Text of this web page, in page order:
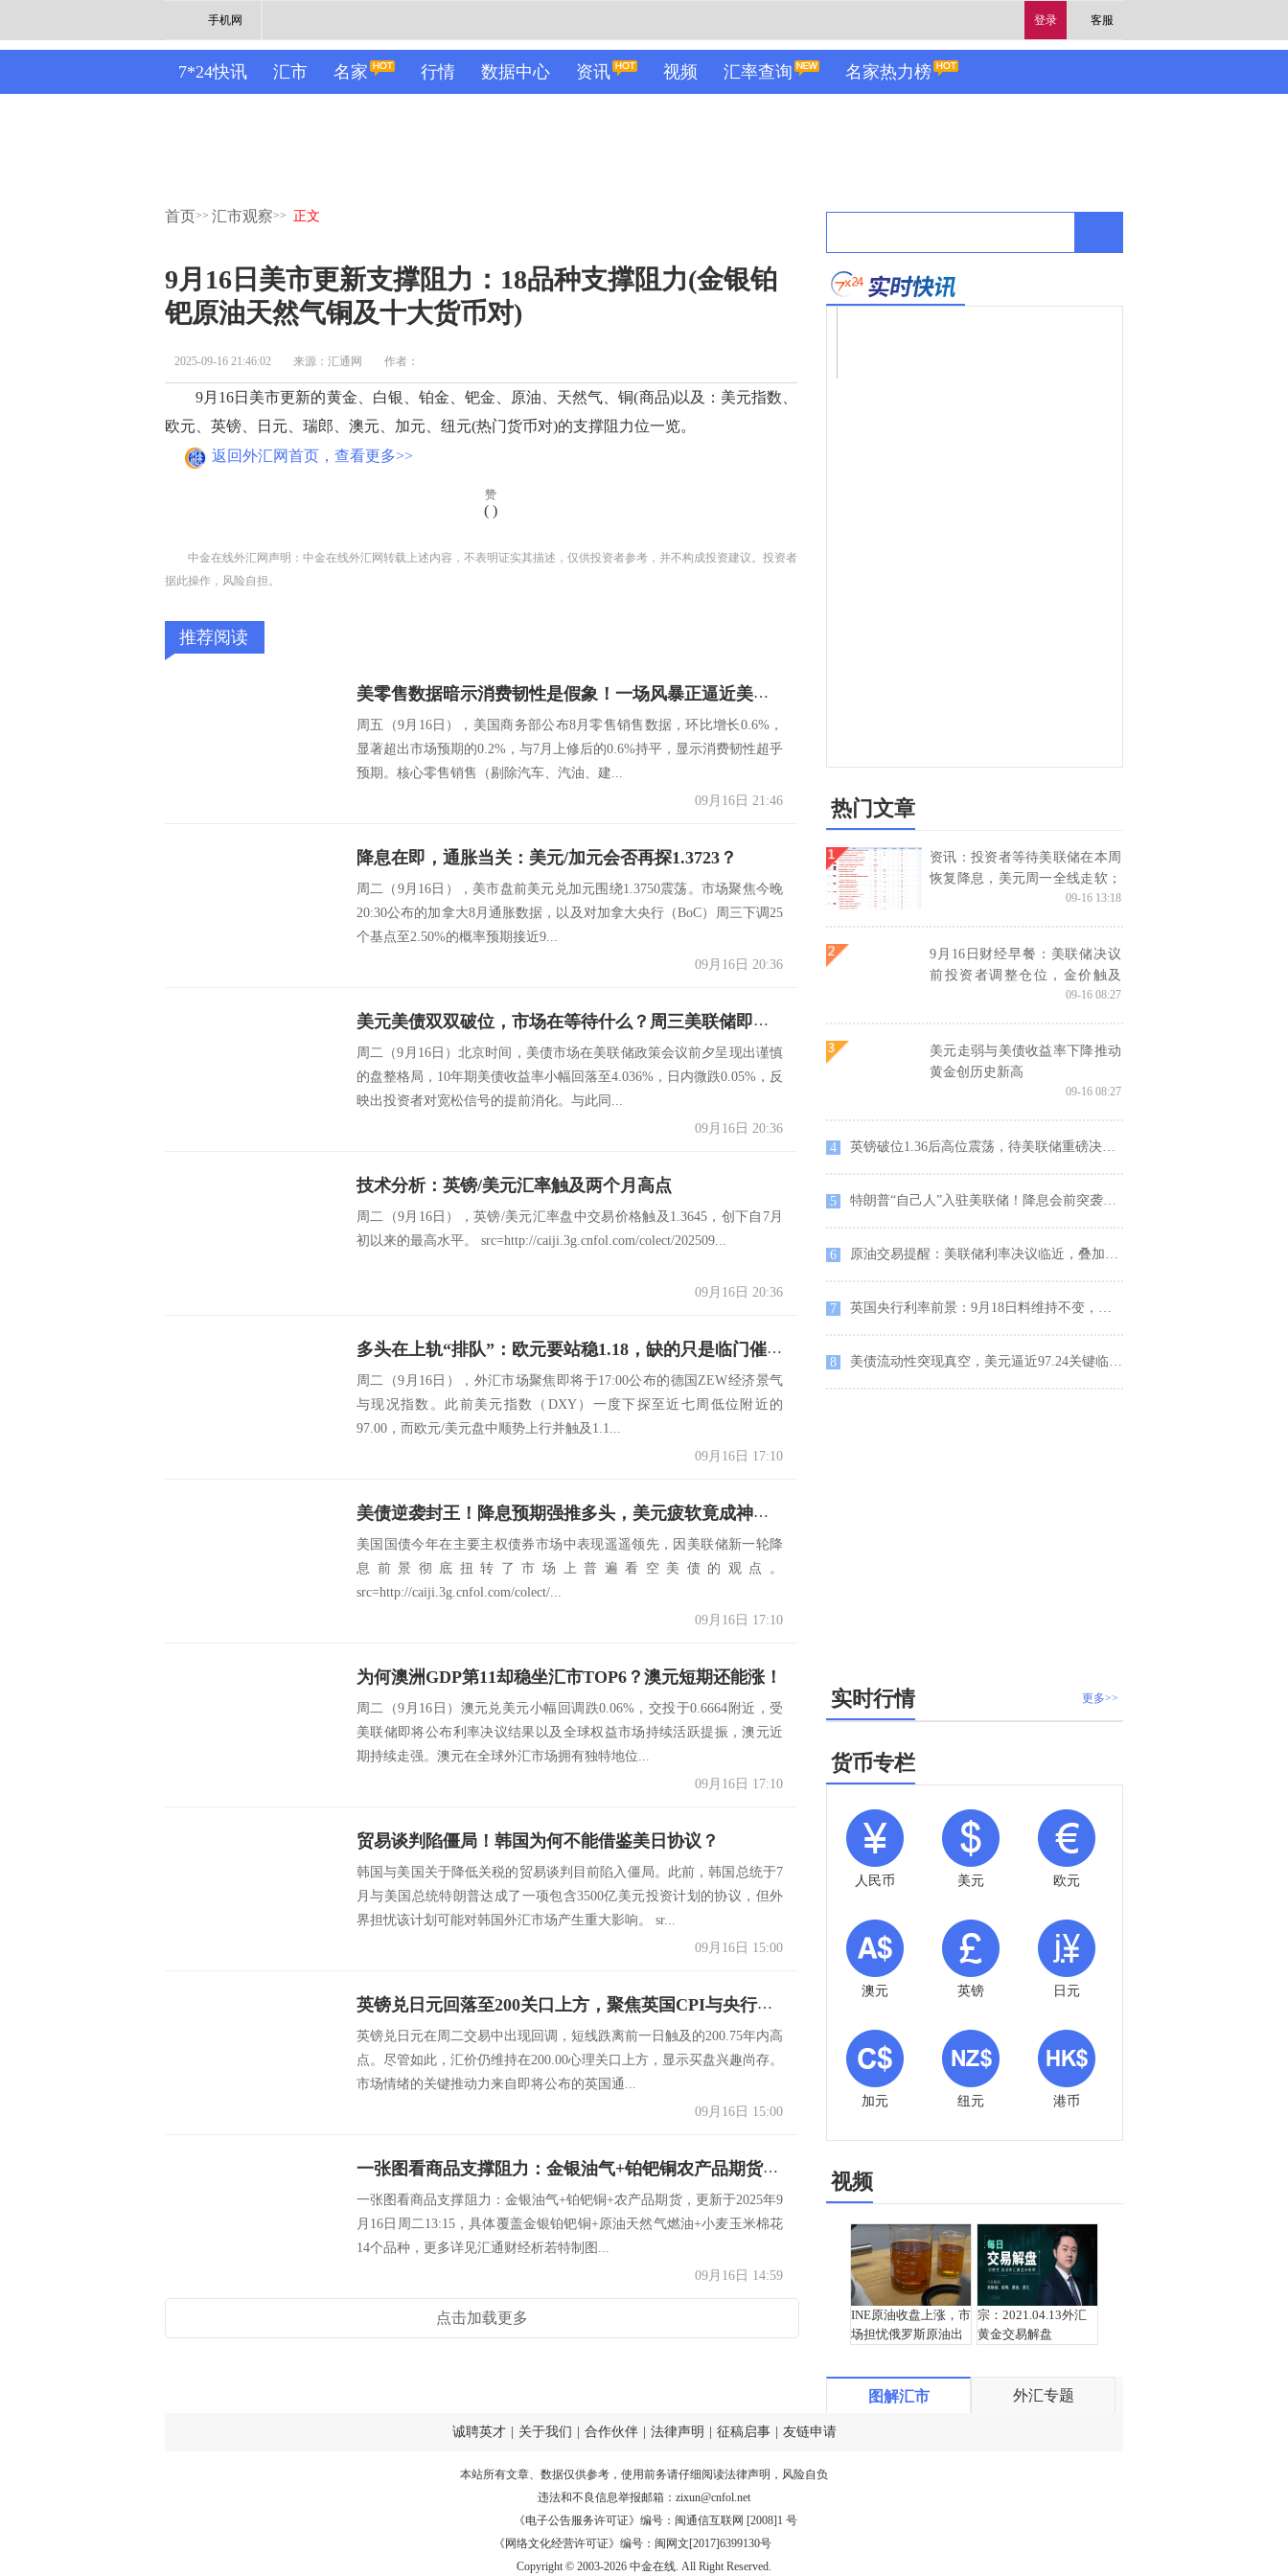
登录 客服
手机网
7*24快讯 汇市 名家 行情 数据中心 资讯 视频 汇率查询 名家热力榜
首页>> 汇市观察>> 正文
9月16日美市更新支撑阻力：18品种支撑阻力(金银铂
钯原油天然气铜及十大货币对)
2025-09-16 21:46:02 来源：汇通网 作者：
9月16日美市更新的黄金、白银、铂金、钯金、原油、天然气、铜(商品)以及：美元指数、
欧元、英镑、日元、瑞郎、澳元、加元、纽元(热门货币对)的支撑阻力位一览。
返回外汇网首页，查看更多>>
赞
( )
中金在线外汇网声明：中金在线外汇网转载上述内容，不表明证实其描述，仅供投资者参考，并不构成投资建议。投资者
据此操作，风险自担。
推荐阅读
美零售数据暗示消费韧性是假象！一场风暴正逼近美联储决议！
周五（9月16日），美国商务部公布8月零售销售数据，环比增长0.6%，
显著超出市场预期的0.2%，与7月上修后的0.6%持平，显示消费韧性超乎
预期。核心零售销售（剔除汽车、汽油、建...
09月16日 21:46
降息在即，通胀当关：美元/加元会否再探1.3723？
周二（9月16日），美市盘前美元兑加元围绕1.3750震荡。市场聚焦今晚
20:30公布的加拿大8月通胀数据，以及对加拿大央行（BoC）周三下调25
个基点至2.50%的概率预期接近9...
09月16日 20:36
美元美债双双破位，市场在等待什么？周三美联储即将引爆变盘！
周二（9月16日）北京时间，美债市场在美联储政策会议前夕呈现出谨慎
的盘整格局，10年期美债收益率小幅回落至4.036%，日内微跌0.05%，反
映出投资者对宽松信号的提前消化。与此同...
09月16日 20:36
技术分析：英镑/美元汇率触及两个月高点
周二（9月16日），英镑/美元汇率盘中交易价格触及1.3645，创下自7月
初以来的最高水平。 src=http://caiji.3g.cnfol.com/colect/202509...
09月16日 20:36
多头在上轨“排队”：欧元要站稳1.18，缺的只是临门催化？
周二（9月16日），外汇市场聚焦即将于17:00公布的德国ZEW经济景气
与现况指数。此前美元指数（DXY）一度下探至近七周低位附近的
97.00，而欧元/美元盘中顺势上行并触及1.1...
09月16日 17:10
美债逆袭封王！降息预期强推多头，美元疲软竟成神助攻
美国国债今年在主要主权债券市场中表现遥遥领先，因美联储新一轮降
息前景彻底扭转了市场上普遍看空美债的观点。
src=http://caiji.3g.cnfol.com/colect/...
09月16日 17:10
为何澳洲GDP第11却稳坐汇市TOP6？澳元短期还能涨！
周二（9月16日）澳元兑美元小幅回调跌0.06%，交投于0.6664附近，受
美联储即将公布利率决议结果以及全球权益市场持续活跃提振，澳元近
期持续走强。澳元在全球外汇市场拥有独特地位...
09月16日 17:10
贸易谈判陷僵局！韩国为何不能借鉴美日协议？
韩国与美国关于降低关税的贸易谈判目前陷入僵局。此前，韩国总统于7
月与美国总统特朗普达成了一项包含3500亿美元投资计划的协议，但外
界担忧该计划可能对韩国外汇市场产生重大影响。 sr...
09月16日 15:00
英镑兑日元回落至200关口上方，聚焦英国CPI与央行决议
英镑兑日元在周二交易中出现回调，短线跌离前一日触及的200.75年内高
点。尽管如此，汇价仍维持在200.00心理关口上方，显示买盘兴趣尚存。
市场情绪的关键推动力来自即将公布的英国通...
09月16日 15:00
一张图看商品支撑阻力：金银油气+铂钯铜农产品期货(2025年9月16日)
一张图看商品支撑阻力：金银油气+铂钯铜+农产品期货，更新于2025年9
月16日周二13:15，具体覆盖金银铂钯铜+原油天然气燃油+小麦玉米棉花
14个品种，更多详见汇通财经析若特制图...
09月16日 14:59
点击加载更多
热门文章
资讯：投资者等待美联储在本周
恢复降息，美元周一全线走软；
金价再创新高，逼近3700
09-16 13:18
9月16日财经早餐：美联储决议
前投资者调整仓位，金价触及
3685附近，美国再次袭击委内瑞
09-16 08:27
美元走弱与美债收益率下降推动
黄金创历史新高
09-16 08:27
4 英镑破位1.36后高位震荡，待美联储重磅决议定乾坤
5 特朗普“自己人”入驻美联储！降息会前突袭，美联储独立性拉响警报
6 原油交易提醒：美联储利率决议临近，叠加地缘局势共同支撑油价向上反弹，等待压力测试
7 英国央行利率前景：9月18日料维持不变，降息预期分歧加剧
8 美债流动性突现真空，美元逼近97.24关键临界点，或将迎来剧烈变盘！
更多>>
实时行情
货币专栏
人民币 美元 欧元
澳元 英镑 日元
加元 纽元 港币
视频
INE原油收盘上涨，市
场担忧俄罗斯原油出
宗：2021.04.13外汇
黄金交易解盘
图解汇市 外汇专题
诚聘英才 关于我们 合作伙伴 法律声明 征稿启事 友链申请
本站所有文章、数据仅供参考，使用前务请仔细阅读法律声明 ，风险自负
违法和不良信息举报邮箱： zixun@cnfol.net
《电子公告服务许可证》编号：闽通信互联网 [2008]1 号
《网络文化经营许可证》编号：闽网文[2017]6399130号
Copyright © 2003-2026 中金在线. All Right Reserved.